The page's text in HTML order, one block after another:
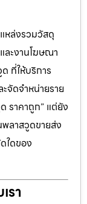
แหล่งรวมวัสดุ
ะงานโฆษณา
ที่ให้บริการ
ะจัดจำหน่ายราย
ราคาถูก” แต่ยัง
ลาสวูดขายส่ง
ใดของ
รา